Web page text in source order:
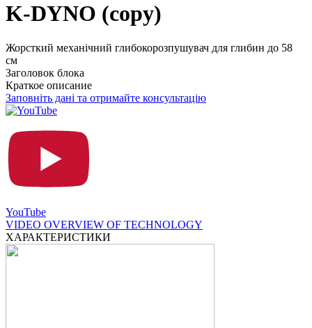
K-DYNO (copy)
Жорсткий механічний глибокорозпушувач для глибин до 58
см
Заголовок блока
Краткое описание
Заповніть дані та отримайте консультацію
YouTube
VIDEO OVERVIEW OF TECHNOLOGY
ХАРАКТЕРИСТИКИ